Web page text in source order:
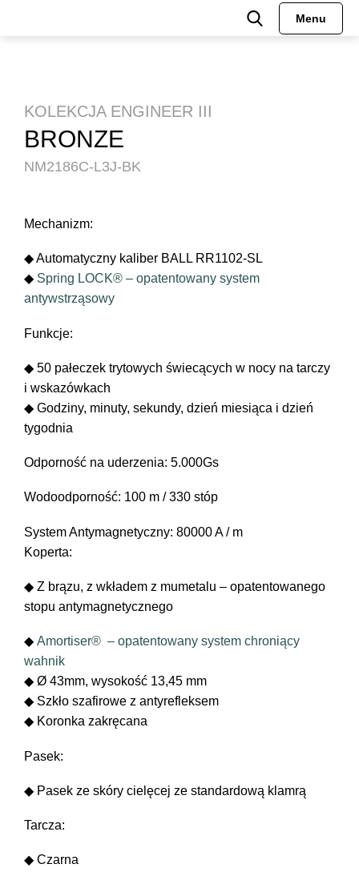
Menu
KOLEKCJA ENGINEER III
BRONZE
NM2186C-L3J-BK
Mechanizm:
◆ Automatyczny kaliber BALL RR1102-SL
◆ Spring LOCK® – opatentowany system
antywstrząsowy
Funkcje:
◆ 50 pałeczek trytowych świecących w nocy na tarczy
i wskazówkach
◆ Godziny, minuty, sekundy, dzień miesiąca i dzień
tygodnia
Odporność na uderzenia: 5.000Gs
Wodoodporność: 100 m / 330 stóp
System Antymagnetyczny: 80000 A / m
Koperta:
◆ Z brązu, z wkładem z mumetalu – opatentowanego
stopu antymagnetycznego
◆ Amortiser® – opatentowany system chroniący
wahnik
◆ Ø 43mm, wysokość 13,45 mm
◆ Szkło szafirowe z antyrefleksem
◆ Koronka zakręcana
Pasek:
◆ Pasek ze skóry cielęcej ze standardową klamrą
Tarcza:
◆ Czarna